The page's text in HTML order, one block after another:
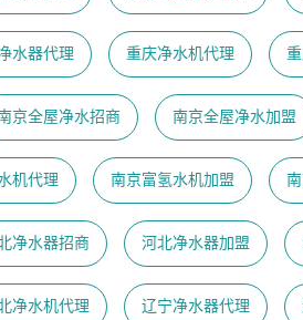
水器代理 重庆净水机代理
京全屋净水招商 南京全屋净水加盟
机代理 南京富氢水机加盟
净水器招商 河北净水器加盟
净水机代理 辽宁净水器代理